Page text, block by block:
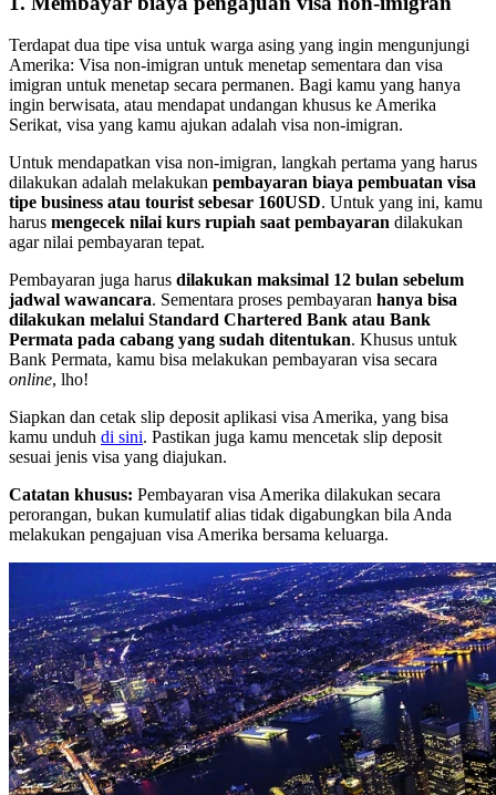
Terdapat dua tipe visa untuk warga asing yang ingin mengunjungi
Amerika: Visa non-imigran untuk menetap sementara dan visa
imigran untuk menetap secara permanen. Bagi kamu yang hanya
ingin berwisata, atau mendapat undangan khusus ke Amerika
Serikat, visa yang kamu ajukan adalah visa non-imigran.
Untuk mendapatkan visa non-imigran, langkah pertama yang harus
dilakukan adalah melakukan pembayaran biaya pembuatan visa
tipe business atau tourist sebesar 160USD. Untuk yang ini, kamu
harus mengecek nilai kurs rupiah saat pembayaran dilakukan
agar nilai pembayaran tepat.
Pembayaran juga harus dilakukan maksimal 12 bulan sebelum
jadwal wawancara. Sementara proses pembayaran hanya bisa
dilakukan melalui Standard Chartered Bank atau Bank
Permata pada cabang yang sudah ditentukan. Khusus untuk
Bank Permata, kamu bisa melakukan pembayaran visa secara
online, lho!
Siapkan dan cetak slip deposit aplikasi visa Amerika, yang bisa
kamu unduh di sini. Pastikan juga kamu mencetak slip deposit
sesuai jenis visa yang diajukan.
Catatan khusus: Pembayaran visa Amerika dilakukan secara
perorangan, bukan kumulatif alias tidak digabungkan bila Anda
melakukan pengajuan visa Amerika bersama keluarga.